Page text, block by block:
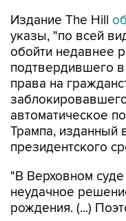
Издание The Hill
указы, "по всей
обойти недавнее
подтвердившего
права на
автоматическое
Трампа, изданный
президентского
"В Верховном
неудачное
рождения. (...)